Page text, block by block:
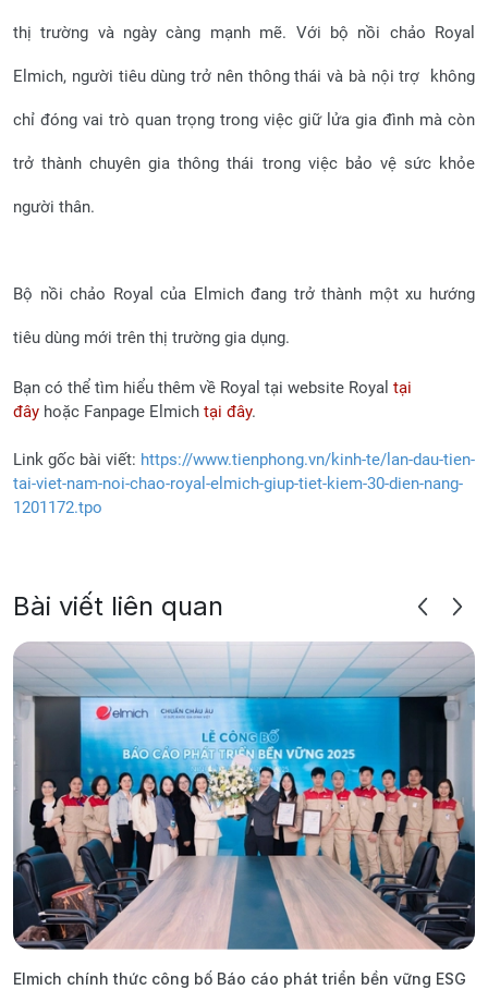
thị trường và ngày càng mạnh mẽ. Với bộ nồi chảo Royal
Elmich, người tiêu dùng trở nên thông thái và bà nội trợ không
chỉ đóng vai trò quan trọng trong việc giữ lửa gia đình mà còn
trở thành chuyên gia thông thái trong việc bảo vệ sức khỏe
người thân.
Bộ nồi chảo Royal của Elmich đang trở thành một xu hướng
tiêu dùng mới trên thị trường gia dụng.
Bạn có thể tìm hiểu thêm về Royal tại website Royal tại
đây hoặc Fanpage Elmich tại đây.
Link gốc bài viết: https://www.tienphong.vn/kinh-te/lan-dau-tien-
tai-viet-nam-noi-chao-royal-elmich-giup-tiet-kiem-30-dien-nang-
1201172.tpo
Bài viết liên quan
Elmich chính thức công bố Báo cáo phát triển bền vững ESG